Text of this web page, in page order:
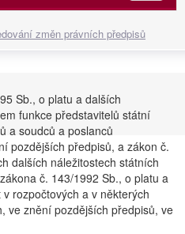
změn právních předpisů
Sb., o platu a dalších
funkce představitelů státní
a soudců a poslanců
pozdějších předpisů, a zákon č.
dalších náležitostech státních
č. 143/1992 Sb., o platu a
rozpočtových a v některých
ve znění pozdějších předpisů, ve